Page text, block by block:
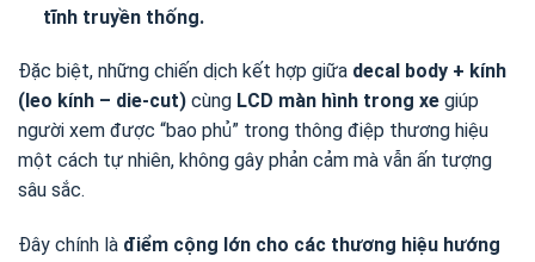
tĩnh truyền thống.
Đặc biệt, những chiến dịch kết hợp giữa decal body + kính
(leo kính – die-cut) cùng LCD màn hình trong xe giúp
người xem được “bao phủ” trong thông điệp thương hiệu
một cách tự nhiên, không gây phản cảm mà vẫn ấn tượng
sâu sắc.
Đây chính là điểm cộng lớn cho các thương hiệu hướng